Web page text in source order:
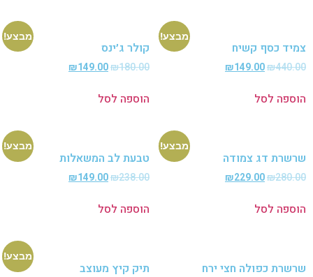
מבצע!
כסף קשיח
₪
₪149.00
לסל
מבצע!
קולר ג׳ינס
₪180.00
₪149.00
הוספה לסל
מבצע!
דג צמודה
₪
₪229.00
לסל
מבצע!
טבעת לב המשאלות
₪238.00
₪149.00
הוספה לסל
כפולה חצי ירח
מבצע!
תיק קיץ מעוצב